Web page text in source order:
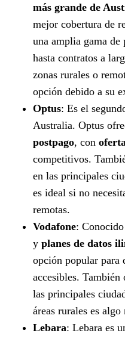
más grande de
mejor cobertura de
una amplia gama de
hasta contratos a
zonas rurales o
opción debido a su
Optus: Es el
Australia. Optus
postpago, con
competitivos.
en las principales
es ideal si no
remotas.
Vodafone:
y planes de datos
opción popular para
accesibles. También
las principales
áreas rurales es
Lebara: Lebara es